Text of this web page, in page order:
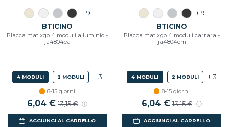
+ 9
BTICINO
Placca matixgo 4 moduli alluminio -
ja4804ea
4 MODULI 2 MODULI + 3
8-15 giorni
Prezzo scontato
6,04 € Prezzo di listino
13,15 €
AGGIUNGI AL CARRELLO
+ 9
BTICINO
Placca matixgo 4 moduli carrara -
ja4804em
4 MODULI 2 MODULI + 3
8-15 giorni
Prezzo scontato
6,04 € Prezzo di listino
13,15 €
AGGIUNGI AL CARRELLO